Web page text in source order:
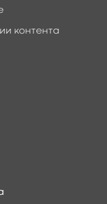
контента